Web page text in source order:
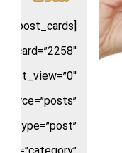
source=”posts”